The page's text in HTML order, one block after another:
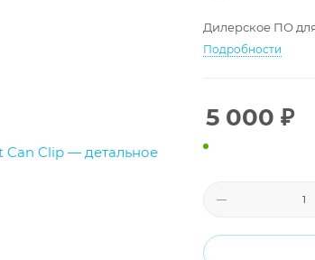
Дилерское ПО
Подробности
5 000 ₽